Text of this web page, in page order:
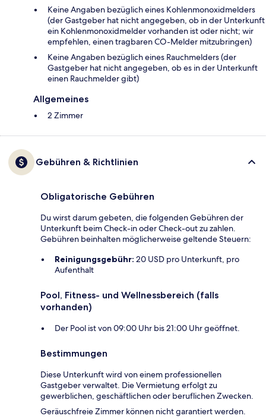
Keine Angaben bezüglich eines Kohlenmonoxidmelders
(der Gastgeber hat nicht angegeben, ob in der Unterkunft
ein Kohlenmonoxidmelder vorhanden ist oder nicht; wir
empfehlen, einen tragbaren CO-Melder mitzubringen)
Keine Angaben bezüglich eines Rauchmelders (der
Gastgeber hat nicht angegeben, ob es in der Unterkunft
einen Rauchmelder gibt)
Allgemeines
2 Zimmer
Gebühren & Richtlinien
Obligatorische Gebühren
Du wirst darum gebeten, die folgenden Gebühren der
Unterkunft beim Check-in oder Check-out zu zahlen.
Gebühren beinhalten möglicherweise geltende Steuern:
Reinigungsgebühr: 20 USD pro Unterkunft, pro
Aufenthalt
Pool, Fitness- und Wellnessbereich (falls
vorhanden)
Der Pool ist von 09:00 Uhr bis 21:00 Uhr geöffnet.
Bestimmungen
Diese Unterkunft wird von einem professionellen
Gastgeber verwaltet. Die Vermietung erfolgt zu
gewerblichen, geschäftlichen oder beruflichen Zwecken.
Geräuschfreie Zimmer können nicht garantiert werden.